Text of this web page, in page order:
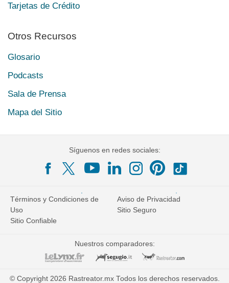
Tarjetas de Crédito
Otros Recursos
Glosario
Podcasts
Sala de Prensa
Mapa del Sitio
Síguenos en redes sociales:
Términos y Condiciones de
Uso
Aviso de Privacidad
Sitio Seguro
Sitio Confiable
Nuestros comparadores:
© Copyright 2026 Rastreator.mx Todos los derechos reservados.